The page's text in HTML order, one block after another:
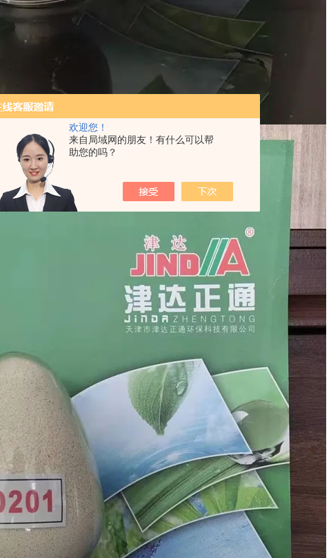
欢迎您！
来自局域网的朋友！有什么可以帮
助您的吗？